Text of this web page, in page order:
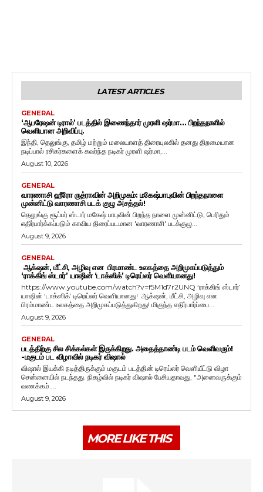
LATEST ARTICLES
GENERAL
‘ஆபரேஷன் டிரால்’ படத்தில் இணைந்தார் முரளி ஷர்மா… பிறந்தநாளில்
வெளியான அறிவிப்பு.
இந்தி, தெலுங்கு, தமிழ் மற்றும் மலையாளத் திரையுலகில் தனது திறமையான
நடிப்பால் ரசிகர்களைக் கவர்ந்த நடிகர் முரளி ஷர்மா,...
August 10, 2026
GENERAL
வாரணாசி ஹீரோ ருத்ராவின் அறிமுகம்: மகேஷ்பாபுவின் பிறந்தநாளை
முன்னிட்டு வாரணாசி படக் குழு அசத்தல்!
தெலுங்கு சூப்பர் ஸ்டார் மகேஷ் பாபுவின் பிறந்த நாளை முன்னிட்டு, பெரிதும்
எதிர்பார்க்கப்படும் காவிய திரைப்படமான 'வாரணாசி' படக்குழு...
August 9, 2026
GENERAL
ஆக்‌ஷன், மீட்சி, அழிவு என பிரமாண்ட உலகத்தை அறிமுகப்படுத்தும்
‘ராக்கிங் ஸ்டார்’ யாஷின் ‘டாக்ஸிக்’ டிரெய்லர் வெளியானது!
https://www.youtube.com/watch?v=f5M1d7r2UNQ ‘ராக்கிங் ஸ்டார்’
யாஷின் ‘டாக்ஸிக்’ டிரெய்லர் வெளியானது! ஆக்‌ஷன், மீட்சி, அழிவு என
பிரம்மாண்ட உலகத்தை அறிமுகப்படுத்துகிறது! மிகுந்த எதிர்பார்ப்பை...
August 9, 2026
GENERAL
படத்திற்கு சில சிக்கல்கள் இருக்கிறது. அதைத்தாண்டி படம் வெளிவரும்!
-மகுடம் பட விழாவில் நடிகர் விஷால்
விஷால் இயக்கி நடித்திருக்கும் மகுடம் படத்தின் டிரெய்லர் வெளியீட்டு விழா
சென்னையில் நடந்தது. நிகழ்வில் நடிகர் விஷால் பேசியதாவது, "அனைவருக்கும்
வணக்கம்....
August 9, 2026
MORE LIKE THIS